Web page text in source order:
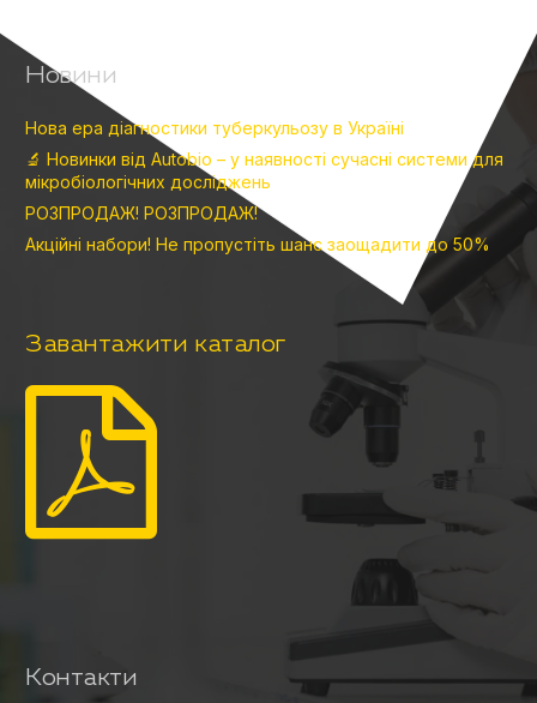
Новини
Нова ера діагностики туберкульозу в Україні
🔬 Новинки від Autobio – у наявності сучасні системи для
мікробіологічних досліджень
РОЗПРОДАЖ! РОЗПРОДАЖ!
Акційні набори! Не пропустіть шанс заощадити до 50%
Завантажити каталог
Контакти